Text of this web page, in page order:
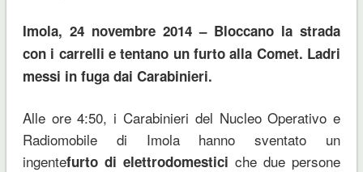
Imola, 24 novembre 2014 – Bloccano la strada
con i carrelli e tentano un furto alla Comet. Ladri
messi in fuga dai Carabinieri.
Alle ore 4:50, i Carabinieri del Nucleo Operativo e
Radiomobile di Imola hanno sventato un
ingentefurto di elettrodomestici che due persone